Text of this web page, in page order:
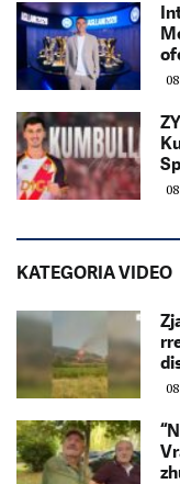
KATEGORIA VIDEO